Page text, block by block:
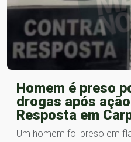
Homem é preso
drogas após
Resposta em
Um homem foi preso em